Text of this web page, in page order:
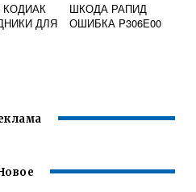
ДЛЯ
ШКОДА РАПИД
ОШИБКА P306E00